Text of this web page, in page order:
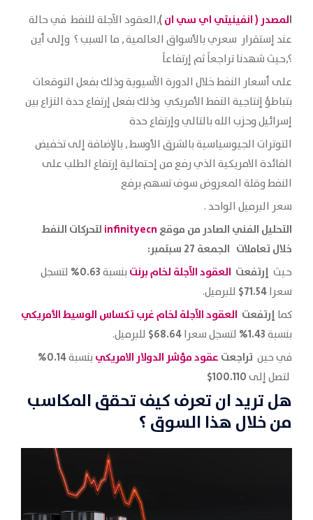
المصدر (انفينيتي اي سي ان),العقود الآجلة للنفط في حالة
عند إستقرار سعري بالأسواق العالمية , ما السبب ؟ وإلى أين
؟,حيث شهدنا تراجعاً ثم إرتفاعاً
على أسعار النفط خلال الدورة الآسيوية وذلك بفعل التوقعات
بتباطؤ إنتاجية النفط الأمريكي وذلك بفعل إرتفاع حدة النزاع بين
إسرائيل وحزب الله بالتالي وإرتفاع حدة
التوترات الجيوسياسية بالشرق الأوسط , بالإضافة إلى تخفيض
الفائدة الامريكية الذي رفع من إحتمالية إرتفاع الطلب على
النفط وقلة المعروض سوف تسهم برفع
سعر البرميل الواحد .
التحليل الفني الصادر من موقع infinityecn لتحركات النفط
خلال تعاملات الجمعة 27 سبتمبر
:
حيث إرتفعت العقود الآجلة لخامبرنت بنسبة0.63%
لتسجل
سعرا71.54$ للبرميل.
كما إرتفعت العقود الآجلة لخام غرب تكساس الوسيط الأمريكي
بنسبة1.43% لتسجل سعرا68.64$ للبرميل.
في حين تراجعت عقود مؤشر الدولار الامريكي بنسبة0.14%
لتصل إلى100.110$
هل تريد ان تعرف كيف تحقق المكاسب
من خلال هذا السوق ؟